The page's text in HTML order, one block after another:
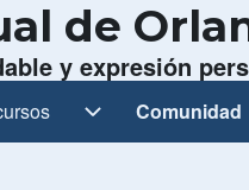
de
y expresión
sub-navegaciónComunidad
Comunidad